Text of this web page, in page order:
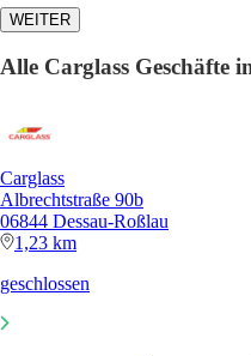
WEITER
Alle Carglass Geschäfte
Carglass
Albrechtstraße 90b
06844 Dessau-Roßlau
1,23 km
geschlossen